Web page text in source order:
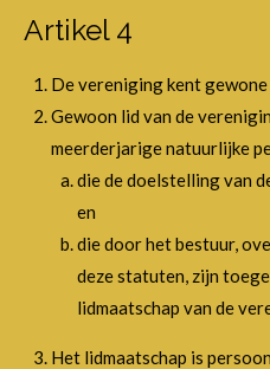
Artikel 4
De vereniging kent gewone
Gewoon lid van de
meerderjarige natuurlijke
die de doelstelling van
en
die door het bestuur,
deze statuten, zijn
lidmaatschap van de
Het lidmaatschap is